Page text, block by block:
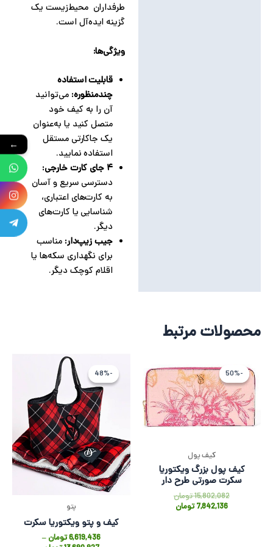
طرفداران محیط‌زیست یک
گزینه ایده‌آل است.
ویژگی‌ها:
قابلیت استفاده
چندمنظوره: می‌توانید
آن را به کیف خود
متصل کنید یا به‌عنوان
یک جاکارتی مستقل
استفاده نمایید.
۴ جای کارت خارجی:
دسترسی سریع و آسان
به کارت‌های اعتباری،
شناسایی یا کارت‌های
دیگر.
جیب زیپ‌دار: مناسب
برای نگهداری سکه‌ها یا
اقلام کوچک دیگر.
محصولات مرتبط
-50%-50%
کیف پول
کیف پول بزرگ ویکتوریا
سکرت صورتی طرح دار
15,802,082تومان
اصلی
15,802,082 تومان
بود.
7,842,136 تومان
فعلی
است.
-48%-48%
پتو
کیف و پتو ویکتوریا سکرت
6,619,436تومان–
←